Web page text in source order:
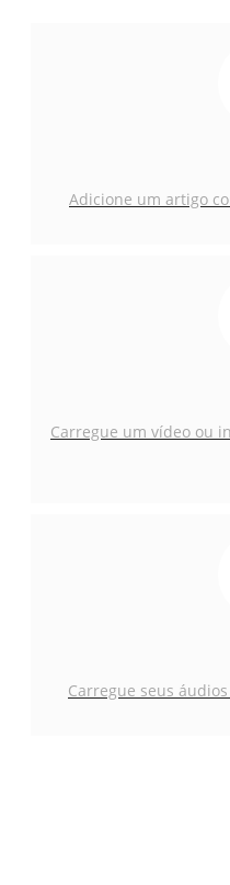
Adicione um artigo
Carregue um vídeo ou
Carregue seus